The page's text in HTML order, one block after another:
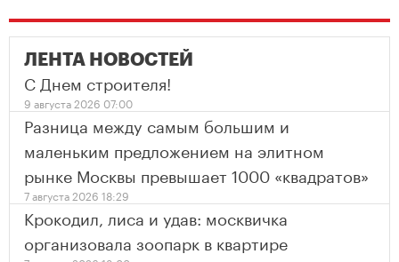
ЛЕНТА НОВОСТЕЙ
С Днем строителя!
9 августа 2026 07:00
Разница между самым большим и
маленьким предложением на элитном
рынке Москвы превышает 1000 «квадратов»
7 августа 2026 18:29
Крокодил, лиса и удав: москвичка
организовала зоопарк в квартире